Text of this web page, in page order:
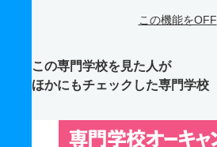
この機能をOFF
この専門学校を見た人が
ほかにもチェックした専門学校